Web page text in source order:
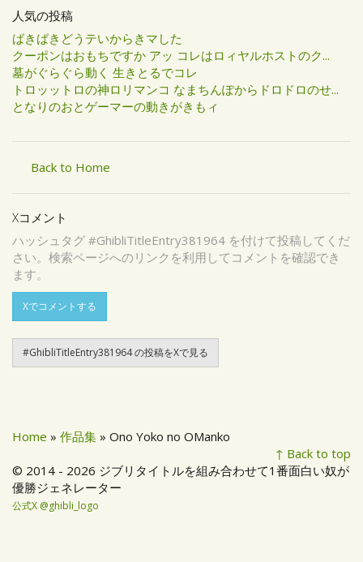
人気の投稿
ばきばきどうテいからきマした
クーポンはおもちですか アッ コレはロィヤルホストのク...
墓がぐらぐら動く 生きとるでコレ
トロッットロの神ロリマンコ なまちんぽからドロドロのせ...
となりのおとゲーマーの動きがきもィ
Back to Home
Xコメント
ハッシュタグ #GhibliTitleEntry381964 を付けて投稿してくだ
さい。検索ページへのリンクを利用してコメントを確認でき
ます。
Xでコメントする
#GhibliTitleEntry381964 の投稿をXで見る
Home » 作品集 » Ono Yoko no OManko
↑ Back to top
© 2014 - 2026 ジブリタイトルを組み合わせて1番面白い奴が
優勝ジェネレーター
公式X @ghibli_logo